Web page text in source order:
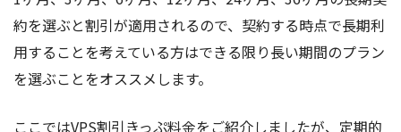
約を選ぶと割引が適用されるので、契約する時点で長期利
用することを考えている方はできる限り長い期間のプラン
を選ぶことをオススメします。
ここではVPS割引きっぷ料金をご紹介しましたが、定期的